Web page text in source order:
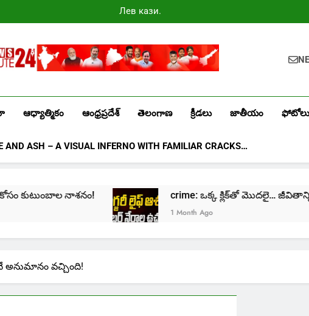
Лев казино
промокоды
ఆధ్యాత్మికం ఆంధ్రప్రదేశ్ తెలంగాణ క్రీడలు జాతీయం ఫోటోలు
AND ASH – A VISUAL INFERNO WITH FAMILIAR CRACKS…
నాశనం! crime: ఒక్క క్లిక్‌తో మొదలై… జీవితాన్ని కుదేలు
1 Month Ago
అనుమానం వచ్చింది!